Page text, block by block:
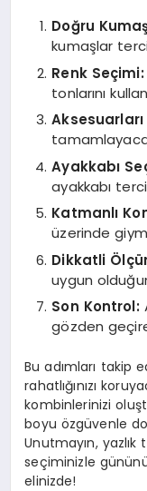
Doğru
kumaşlar
Renk Seçimi:
tonlarını
Ayakkabı
ayakkabı
Katmanlı
üzerinde
Dikkatli
uygun
Son Kontrol:
gözden
Bu adımları takip
rahatlığınızı
kombinlerinizi
boyu özgüvenle
Unutmayın,
seçiminizle
elinizde!